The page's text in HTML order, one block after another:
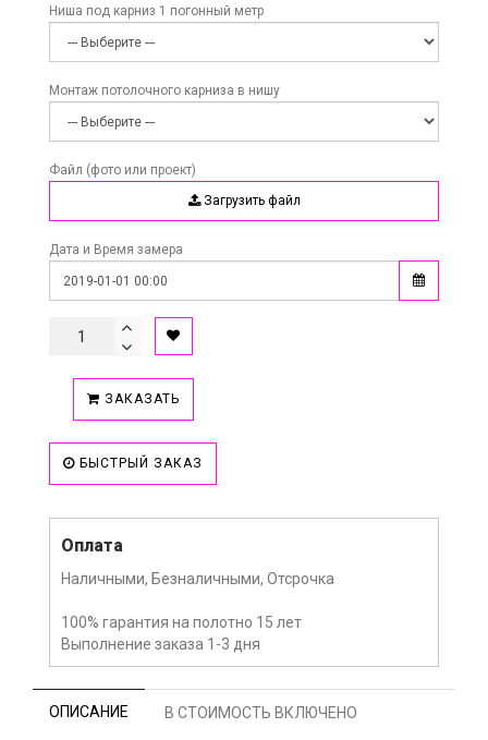
Ниша под карниз 1 погонный метр
Монтаж потолочного карниза в нишу
Файл (фото или проект)
Загрузить файл
Дата и Время замера
ЗАКАЗАТЬ
БЫСТРЫЙ ЗАКАЗ
Оплата
Наличными, Безналичными, Отсрочка
100% гарантия на полотно 15 лет
Выполнение заказа 1-3 дня
ОПИСАНИЕ В СТОИМОСТЬ ВКЛЮЧЕНО